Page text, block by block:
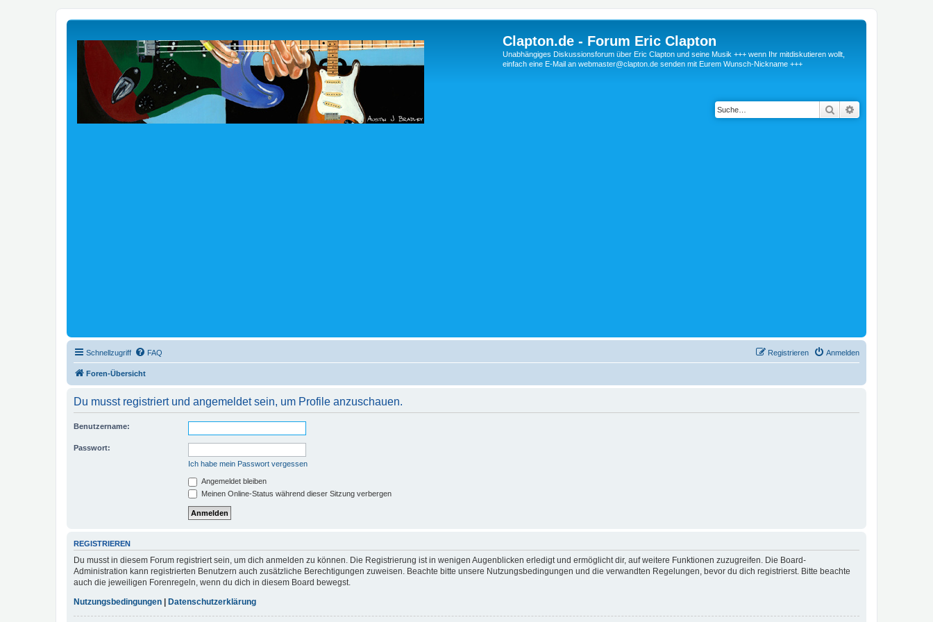
Clapton.de - Forum Eric Clapton
Unabhängiges Diskussionsforum über Eric Clapton und seine Musik +++ wenn Ihr mitdiskutieren wollt,
einfach eine E-Mail an webmaster@clapton.de senden mit Eurem Wunsch-Nickname +++
Suche
Schnellzugriff FAQ Anmelden
Registrieren
Foren-Übersicht
Du musst registriert und angemeldet sein, um Profile anzuschauen.
Benutzername:
Passwort:
Ich habe mein Passwort vergessen
Angemeldet bleiben
Meinen Online-Status während dieser Sitzung verbergen
REGISTRIEREN
Du musst in diesem Forum registriert sein, um dich anmelden zu können. Die Registrierung ist in wenigen Augenblicken erledigt und ermöglicht dir, auf weitere Funktionen zuzugreifen. Die Board-
Administration kann registrierten Benutzern auch zusätzliche Berechtigungen zuweisen. Beachte bitte unsere Nutzungsbedingungen und die verwandten Regelungen, bevor du dich registrierst. Bitte beachte
auch die jeweiligen Forenregeln, wenn du dich in diesem Board bewegst.
Nutzungsbedingungen | Datenschutzerklärung